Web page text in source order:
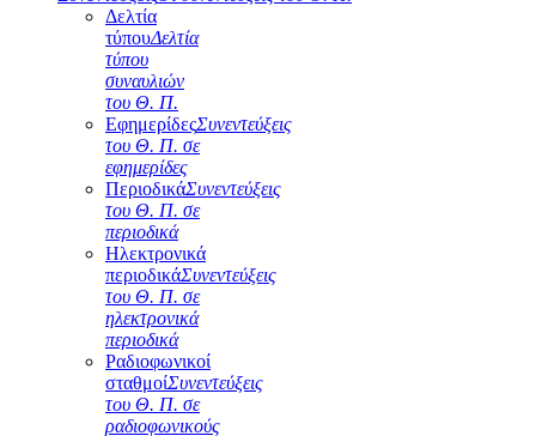
Δελτία
τύπουΔελτία
τύπου
συναυλιών
του Θ. Π.
ΕφημερίδεςΣυνεντεύξεις
του Θ. Π. σε
εφημερίδες
ΠεριοδικάΣυνεντεύξεις
του Θ. Π. σε
περιοδικά
Ηλεκτρονικά
περιοδικάΣυνεντεύξεις
του Θ. Π. σε
ηλεκτρονικά
περιοδικά
Ραδιοφωνικοί
σταθμοίΣυνεντεύξεις
του Θ. Π. σε
ραδιοφωνικούς